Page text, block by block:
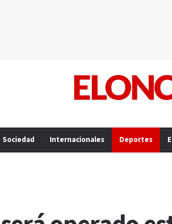
Sociedad Internacionales Deportes